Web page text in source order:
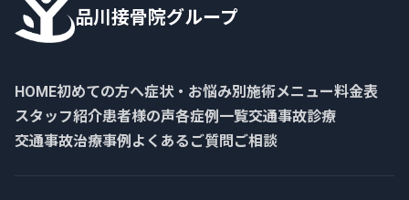
品川接骨院グループ
HOME初めての方へ症状・お悩み別 施術メニュー料金表
スタッフ紹介患者様の声各症例一覧交通事故診療
交通事故治療事例 よくあるご質問 ご相談